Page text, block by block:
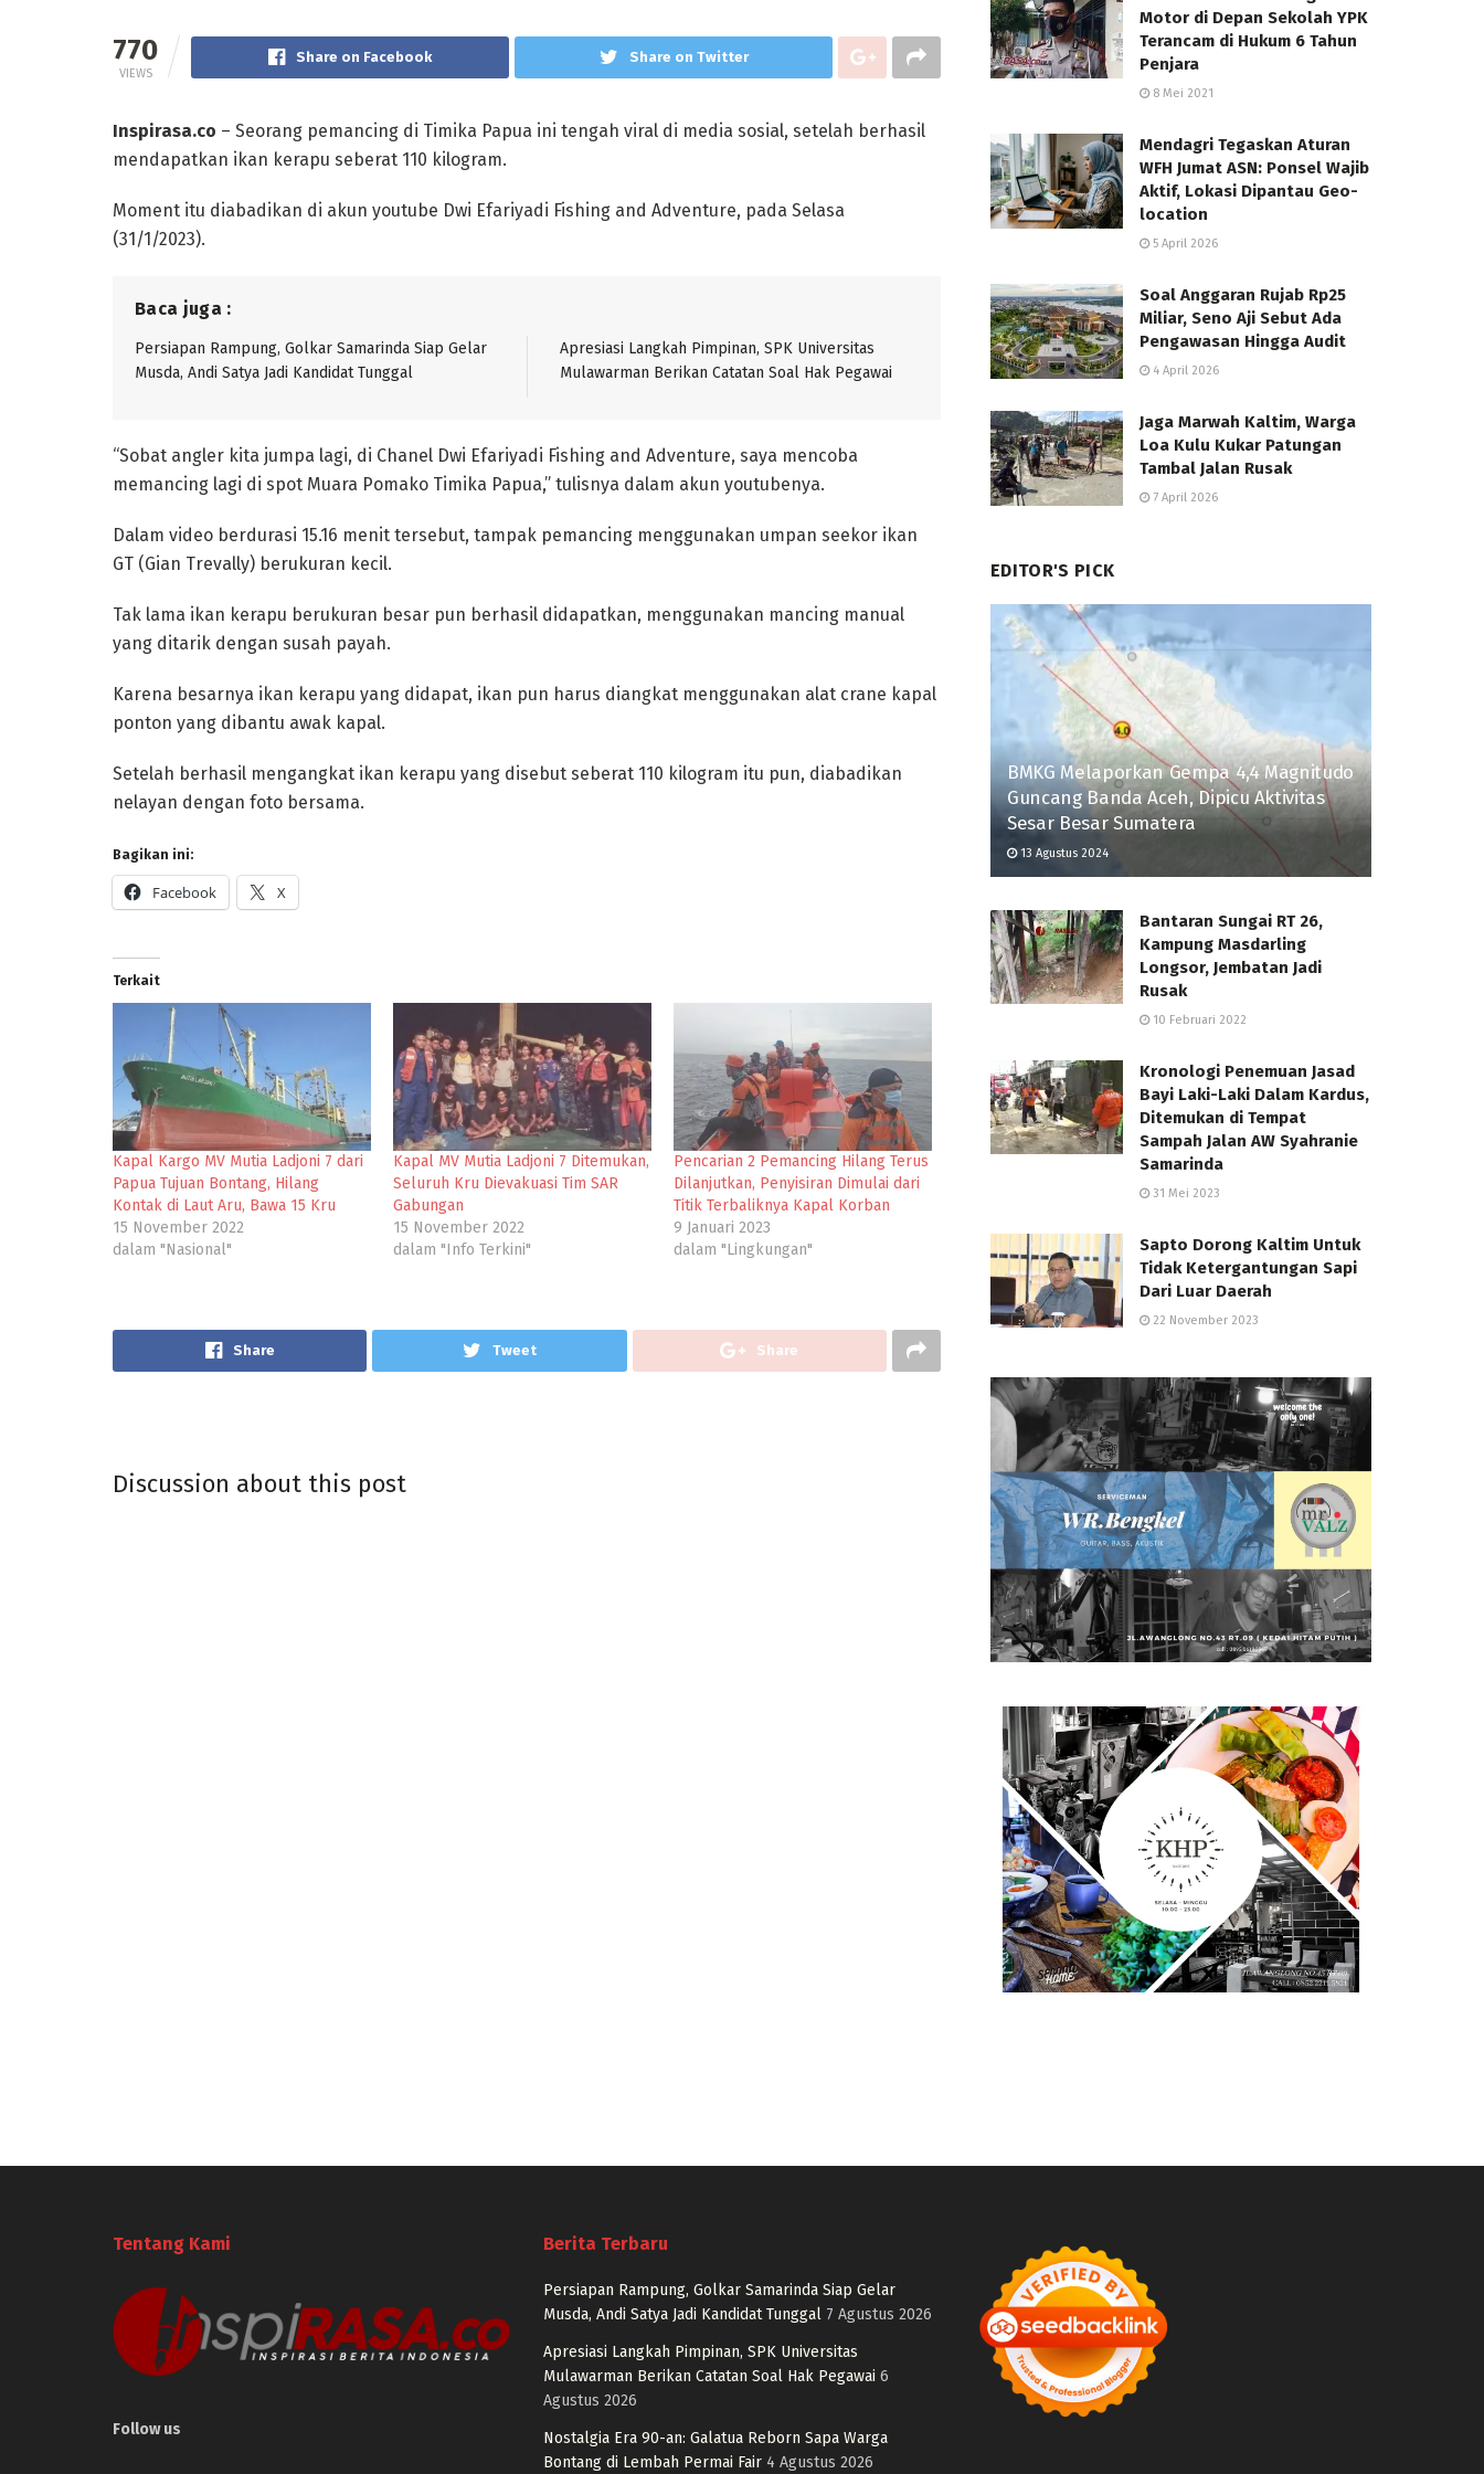
770
VIEWS
Share on Facebook Share on Twitter
Inspirasa.co – Seorang pemancing di Timika Papua ini tengah viral di media sosial, setelah berhasil
mendapatkan ikan kerapu seberat 110 kilogram.
Moment itu diabadikan di akun youtube Dwi Efariyadi Fishing and Adventure, pada Selasa
(31/1/2023).
Baca juga :
Persiapan Rampung, Golkar Samarinda Siap Gelar
Musda, Andi Satya Jadi Kandidat Tunggal
Apresiasi Langkah Pimpinan, SPK Universitas
Mulawarman Berikan Catatan Soal Hak Pegawai
“Sobat angler kita jumpa lagi, di Chanel Dwi Efariyadi Fishing and Adventure, saya mencoba
memancing lagi di spot Muara Pomako Timika Papua,” tulisnya dalam akun youtubenya.
Dalam video berdurasi 15.16 menit tersebut, tampak pemancing menggunakan umpan seekor ikan
GT (Gian Trevally) berukuran kecil.
Tak lama ikan kerapu berukuran besar pun berhasil didapatkan, menggunakan mancing manual
yang ditarik dengan susah payah.
Karena besarnya ikan kerapu yang didapat, ikan pun harus diangkat menggunakan alat crane kapal
ponton yang dibantu awak kapal.
Setelah berhasil mengangkat ikan kerapu yang disebut seberat 110 kilogram itu pun, diabadikan
nelayan dengan foto bersama.
Bagikan ini:
Facebook X
Terkait
Kapal Kargo MV Mutia Ladjoni 7 dari
Papua Tujuan Bontang, Hilang
Kontak di Laut Aru, Bawa 15 Kru
15 November 2022
dalam "Nasional"
Kapal MV Mutia Ladjoni 7 Ditemukan,
Seluruh Kru Dievakuasi Tim SAR
Gabungan
15 November 2022
dalam "Info Terkini"
Pencarian 2 Pemancing Hilang Terus
Dilanjutkan, Penyisiran Dimulai dari
Titik Terbaliknya Kapal Korban
9 Januari 2023
dalam "Lingkungan"
Share Tweet Share
Discussion about this post
Motor di Depan Sekolah YPK
Terancam di Hukum 6 Tahun
Penjara
8 Mei 2021
Mendagri Tegaskan Aturan
WFH Jumat ASN: Ponsel Wajib
Aktif, Lokasi Dipantau Geo-
location
5 April 2026
Soal Anggaran Rujab Rp25
Miliar, Seno Aji Sebut Ada
Pengawasan Hingga Audit
4 April 2026
Jaga Marwah Kaltim, Warga
Loa Kulu Kukar Patungan
Tambal Jalan Rusak
7 April 2026
EDITOR'S PICK
BMKG Melaporkan Gempa 4,4 Magnitudo
Guncang Banda Aceh, Dipicu Aktivitas
Sesar Besar Sumatera
13 Agustus 2024
Bantaran Sungai RT 26,
Kampung Masdarling
Longsor, Jembatan Jadi
Rusak
10 Februari 2022
Kronologi Penemuan Jasad
Bayi Laki-Laki Dalam Kardus,
Ditemukan di Tempat
Sampah Jalan AW Syahranie
Samarinda
31 Mei 2023
Sapto Dorong Kaltim Untuk
Tidak Ketergantungan Sapi
Dari Luar Daerah
22 November 2023
Tentang Kami
Follow us
Berita Terbaru
Persiapan Rampung, Golkar Samarinda Siap Gelar
Musda, Andi Satya Jadi Kandidat Tunggal 7 Agustus 2026
Apresiasi Langkah Pimpinan, SPK Universitas
Mulawarman Berikan Catatan Soal Hak Pegawai 6
Agustus 2026
Nostalgia Era 90-an: Galatua Reborn Sapa Warga
Bontang di Lembah Permai Fair 4 Agustus 2026